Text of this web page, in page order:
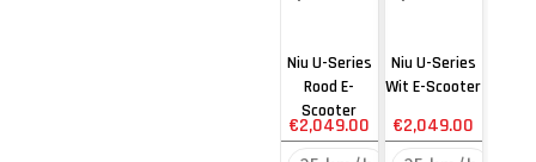
Niu U-Series
Rood E-
Scooter
€2,049.00
Niu U-Series
Wit E-Scooter
€2,049.00